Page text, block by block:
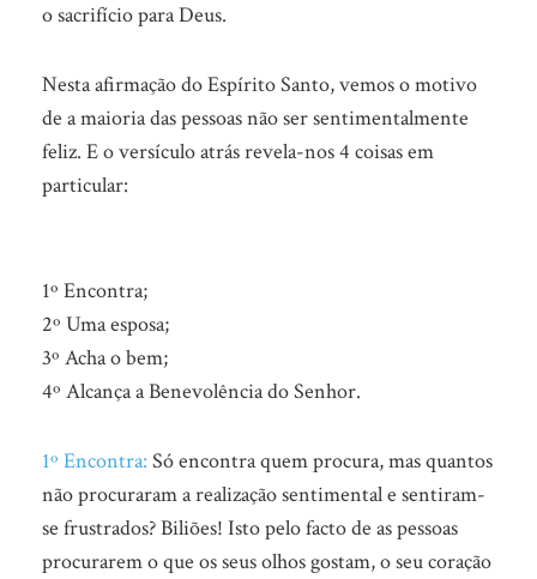
o sacrifício para Deus.
Nesta afirmação do Espírito Santo, vemos o motivo
de a maioria das pessoas não ser sentimentalmente
feliz. E o versículo atrás revela-nos 4 coisas em
particular:
1º Encontra;
2º Uma esposa;
3º Acha o bem;
4º Alcança a Benevolência do Senhor.
1º Encontra: Só encontra quem procura, mas quantos
não procuraram a realização sentimental e sentiram-
se frustrados? Biliões! Isto pelo facto de as pessoas
procurarem o que os seus olhos gostam, o seu coração